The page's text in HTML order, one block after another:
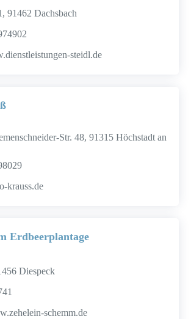
91462 Dachsbach
steidl.de
Str. 48, 91315 Höchstadt an
krauss.de
Erdbeerplantage
Diespeck
schemm.de